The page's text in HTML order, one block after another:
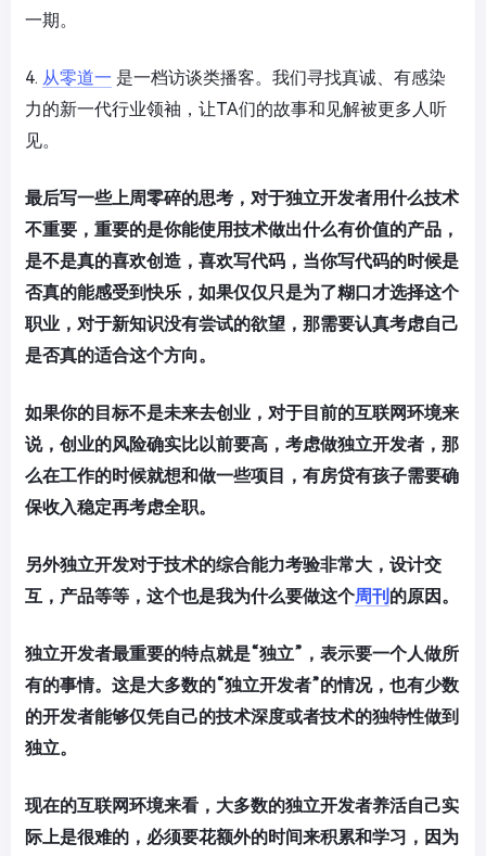
一期。
4. 从零道一 是一档访谈类播客。我们寻找真诚、有感染
力的新一代行业领袖，让TA们的故事和见解被更多人听
见。
最后写一些上周零碎的思考，对于独立开发者用什么技术
不重要，重要的是你能使用技术做出什么有价值的产品，
是不是真的喜欢创造，喜欢写代码，当你写代码的时候是
否真的能感受到快乐，如果仅仅只是为了糊口才选择这个
职业，对于新知识没有尝试的欲望，那需要认真考虑自己
是否真的适合这个方向。
如果你的目标不是未来去创业，对于目前的互联网环境来
说，创业的风险确实比以前要高，考虑做独立开发者，那
么在工作的时候就想和做一些项目，有房贷有孩子需要确
保收入稳定再考虑全职。
另外独立开发对于技术的综合能力考验非常大，设计交
互，产品等等，这个也是我为什么要做这个周刊 的原因。
独立开发者最重要的特点就是“独立”，表示要一个人做所
有的事情。这是大多数的“独立开发者”的情况，也有少数
的开发者能够仅凭自己的技术深度或者技术的独特性做到
独立。
现在的互联网环境来看，大多数的独立开发者养活自己实
际上是很难的，必须要花额外的时间来积累和学习，因为